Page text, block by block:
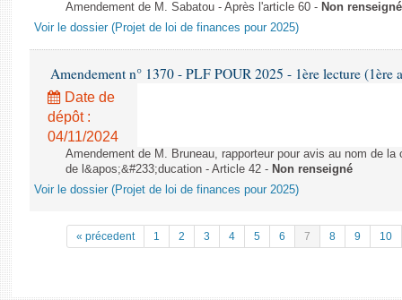
Amendement de M. Sabatou - Après l'article 60 - Non renseigné
Voir le dossier (Projet de loi de finances pour 2025)
Amendement n° 1370 - PLF POUR 2025 - 1ère lecture (1ère
Date de
dépôt :
04/11/2024
Amendement de M. Bruneau, rapporteur pour avis au nom de
de l&apos;&#233;ducation - Article 42 - Non renseigné
Voir le dossier (Projet de loi de finances pour 2025)
« précedent 1 2 3 4 5 6 7 8 9 10